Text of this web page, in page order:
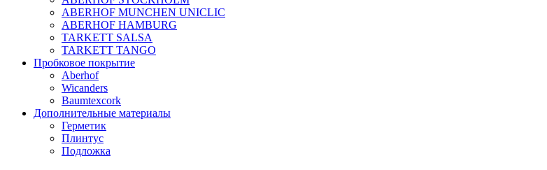
ABERHOF MUNCHEN UNICLIC
ABERHOF HAMBURG
TARKETT SALSA
TARKETT TANGO
Пробковое покрытие
Aberhof
Wicanders
Baumtexcork
Дополнительные материалы
Герметик
Плинтус
Подложка